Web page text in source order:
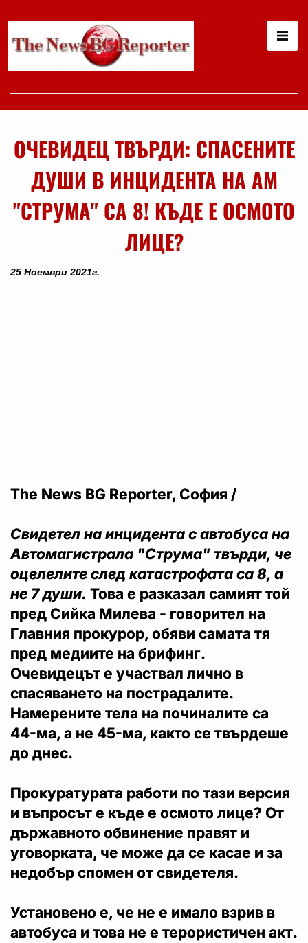
ОЧЕВИДЕЦ ТВЪРДИ: СПАСЕНИТЕ
ДУШИ В ИНЦИДЕНТА НА АМ
"СТРУМА" СА 8! КЪДЕ Е ОСМОТО
ЛИЦЕ?
25 Ноември 2021г.
The News BG Reporter, София /
Свидетел на инцидента с автобуса на
Автомагистрала "Струма" твърди, че
оцелелите след катастрофата са 8, а
не 7 души. Това е разказал самият той
пред Сийка Милева - говорител на
Главния прокурор, обяви самата тя
пред медиите на брифинг.
Очевидецът е участвал лично в
спасяването на пострадалите.
Намерените тела на починалите са
44-ма, а не 45-ма, както се твърдеше
до днес.
Прокуратурата работи по тази версия
и въпросът е къде е осмото лице? От
държавното обвинение правят и
уговорката, че може да се касае и за
недобър спомен от свидетеля.
Установено е, че не е имало взрив в
автобуса и това не е терористичен акт.